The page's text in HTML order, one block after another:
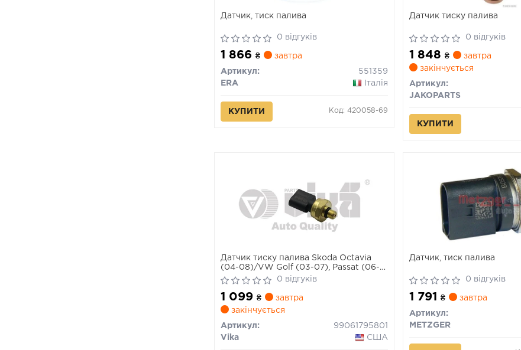
Датчик, тиск палива
0 відгуків
1 866 ₴ завтра
Артикул:
551359
ERA
Італія
КУПИТИ Код: 420058-69
Датчик тиску палива
0 відгуків
1 848₴
завтра
закінчується
Артикул:
JAKOPARTS
КУПИТИ
Датчик тиску палива Skoda Octavia
(04-08)/VW Golf (03-07), Passat (06-
16)/Audi A3 (04-08), A8 (10-17), Q7 (07-
15) (99061795801) VIKA
0 відгуків
1 099 ₴
завтра
закінчується
Артикул:
99061795801
Vika
США
Датчик, тиск палива
0 відгуків
1 791₴ завтра
Артикул:
METZGER